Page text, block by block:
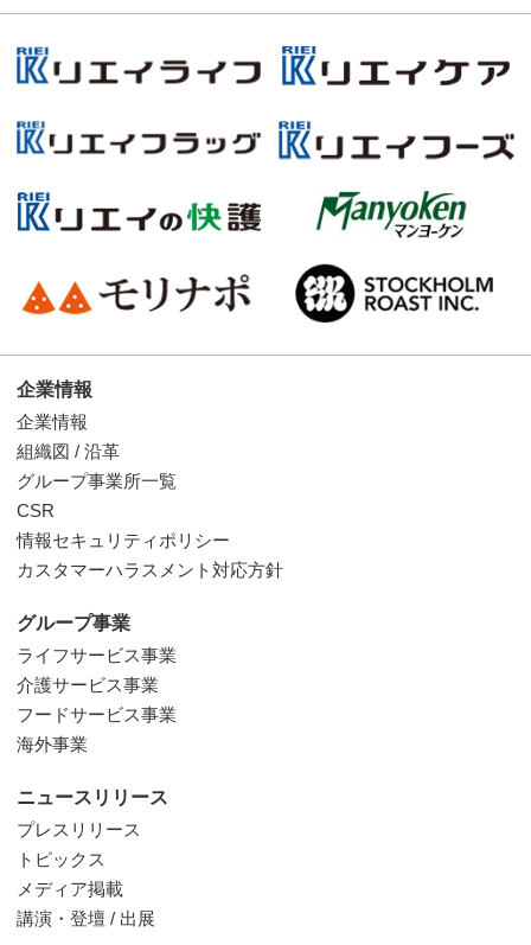
企業情報
企業情報
組織図 / 沿革
グループ事業所一覧
CSR
情報セキュリティポリシー
カスタマーハラスメント対応方針
グループ事業
ライフサービス事業
介護サービス事業
フードサービス事業
海外事業
ニュースリリース
プレスリリース
トピックス
メディア掲載
講演・登壇 / 出展